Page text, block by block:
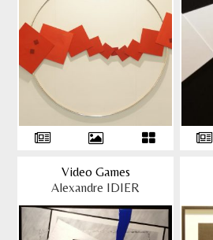
Video Games
Alexandre IDIER